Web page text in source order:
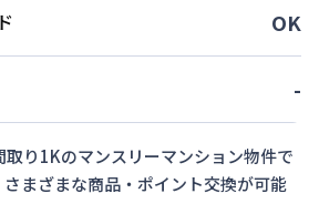
でに入居かつ1ヶ月（30日）以
~2026年9月30日
次第終了します。
OK
-
取り1Kのマンスリーマンション物件で
まざまな商品・ポイント交換が可能